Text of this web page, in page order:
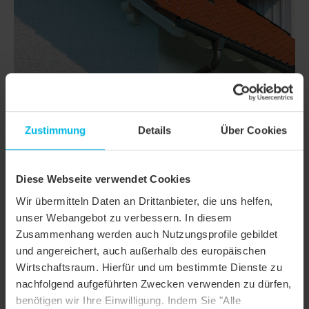
Zustimmung Details Über Cookies
Diese Webseite verwendet Cookies
Wir übermitteln Daten an Drittanbieter, die uns helfen,
unser Webangebot zu verbessern. In diesem
Zusammenhang werden auch Nutzungsprofile gebildet
und angereichert, auch außerhalb des europäischen
Wirtschaftsraum. Hierfür und um bestimmte Dienste zu
nachfolgend aufgeführten Zwecken verwenden zu dürfen,
benötigen wir Ihre Einwilligung. Indem Sie "Alle
DETAILS
MODELL HARMONIE
Produktgruppe Dachziegel
Objektart Mehrfamilienhaus